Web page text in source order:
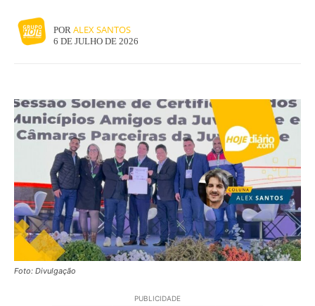
POR ALEX SANTOS
6 DE JULHO DE 2026
Foto: Divulgação
PUBLICIDADE